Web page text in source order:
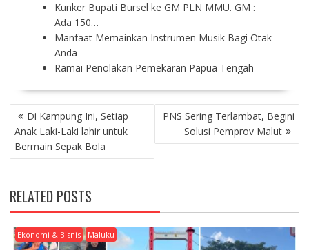
Kunker Bupati Bursel ke GM PLN MMU. GM :
Ada 150…
Manfaat Memainkan Instrumen Musik Bagi Otak
Anda
Ramai Penolakan Pemekaran Papua Tengah
P
O
S
T
A
V
I
G
Di Kampung Ini, Setiap
Anak Laki-Laki lahir untuk
Bermain Sepak Bola
PNS Sering Terlambat, Begini
Solusi Pemprov Malut
RELATED POSTS
Ekonomi & Bisnis Maluku